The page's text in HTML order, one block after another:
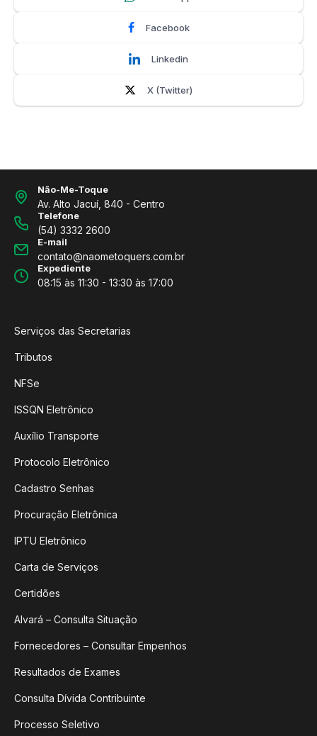
Facebook
Linkedin
X (Twitter)
Não-Me-Toque
Av. Alto Jacuí, 840 - Centro
Telefone
(54) 3332 2600
E-mail
contato@naometoquers.com.br
Expediente
08:15 às 11:30 - 13:30 às 17:00
Serviços das Secretarias
Tributos
NFSe
ISSQN Eletrônico
Auxílio Transporte
Protocolo Eletrônico
Cadastro Senhas
Procuração Eletrônica
IPTU Eletrônico
Carta de Serviços
Certidões
Alvará – Consulta Situação
Fornecedores – Consultar Empenhos
Resultados de Exames
Consulta Dívida Contribuinte
Processo Seletivo